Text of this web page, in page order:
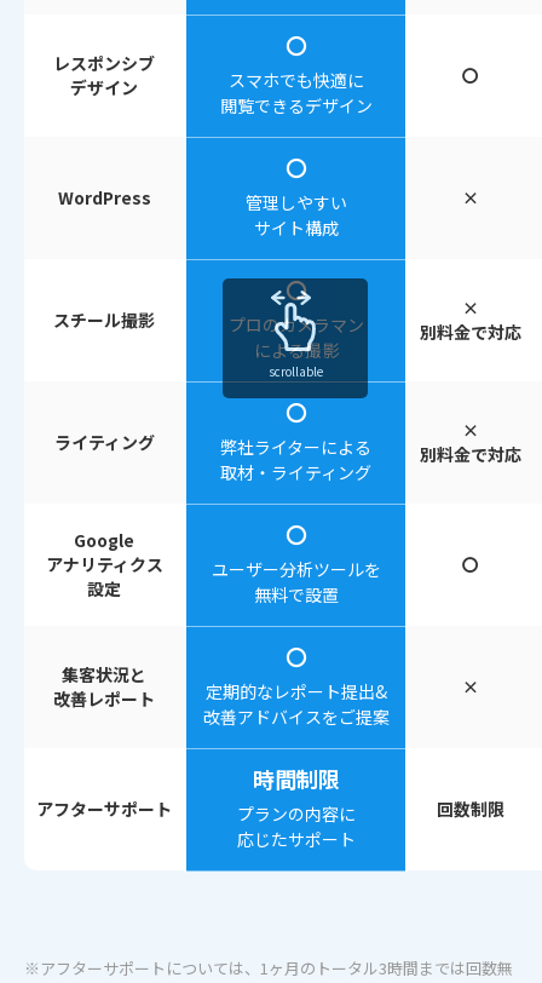
レスポンシブ
デザイン
〇
スマホでも快適に
閲覧できるデザイン
〇
WordPress
〇
管理しやすい
サイト構成
×
スチール撮影
〇
プロのカメラマン
による撮影
×
別料金で対応
ライティング
〇
弊社ライターによる
取材・ライティング
×
別料金で対応
Google
アナリティクス
設定
〇
ユーザー分析ツールを
無料で設置
〇
集客状況と
改善レポート
〇
定期的なレポート提出&
改善アドバイスをご提案
×
アフターサポート
時間制限
プランの内容に
応じたサポート
回数制限
scrollable
※アフターサポートについては、1ヶ月のトータル3時間までは回数無